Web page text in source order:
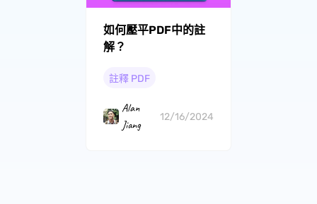
如何壓平PDF中的註
解？
註釋 PDF
Alan
Jiang
12/16/2024